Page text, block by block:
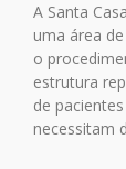
A Santa
uma área
o
estrutura
de
necessitam